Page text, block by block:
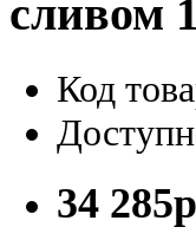
сливом
Код
34